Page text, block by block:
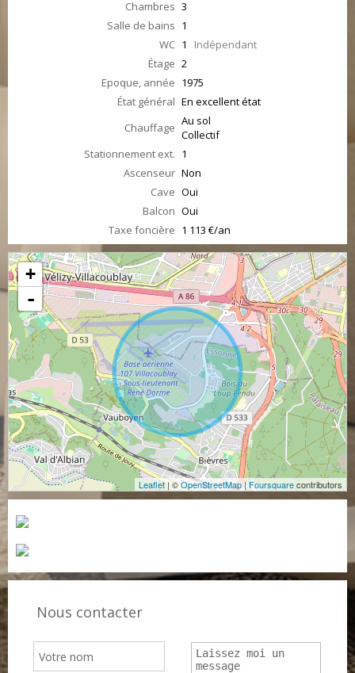
Chambres 3
Salle de bains 1
WC 1 Indépendant
Étage 2
Epoque, année 1975
État général En excellent état
Chauffage Au sol
Collectif
Stationnement ext. 1
Ascenseur Non
Cave Oui
Balcon Oui
Taxe foncière 1 113 €/an
+
-
Leaflet| ©OpenStreetMap|Foursquarecontributors
Nous contacter